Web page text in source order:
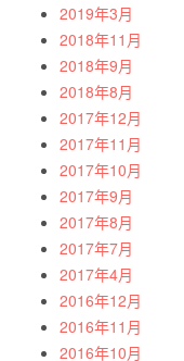
2019年3月
2018年11月
2018年9月
2018年8月
2017年12月
2017年11月
2017年10月
2017年9月
2017年8月
2017年7月
2017年4月
2016年12月
2016年11月
2016年10月